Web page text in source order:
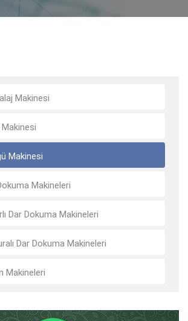
Makinesi
Makinesi
Makineleri
Dar Dokuma Makineleri
Dar Dokuma Makineleri
Makineleri